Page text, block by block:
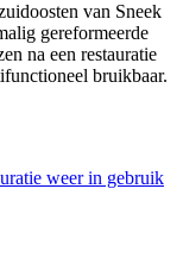
van Sneek
gereformeerde
na een restauratie
bruikbaar.
weer in gebruik